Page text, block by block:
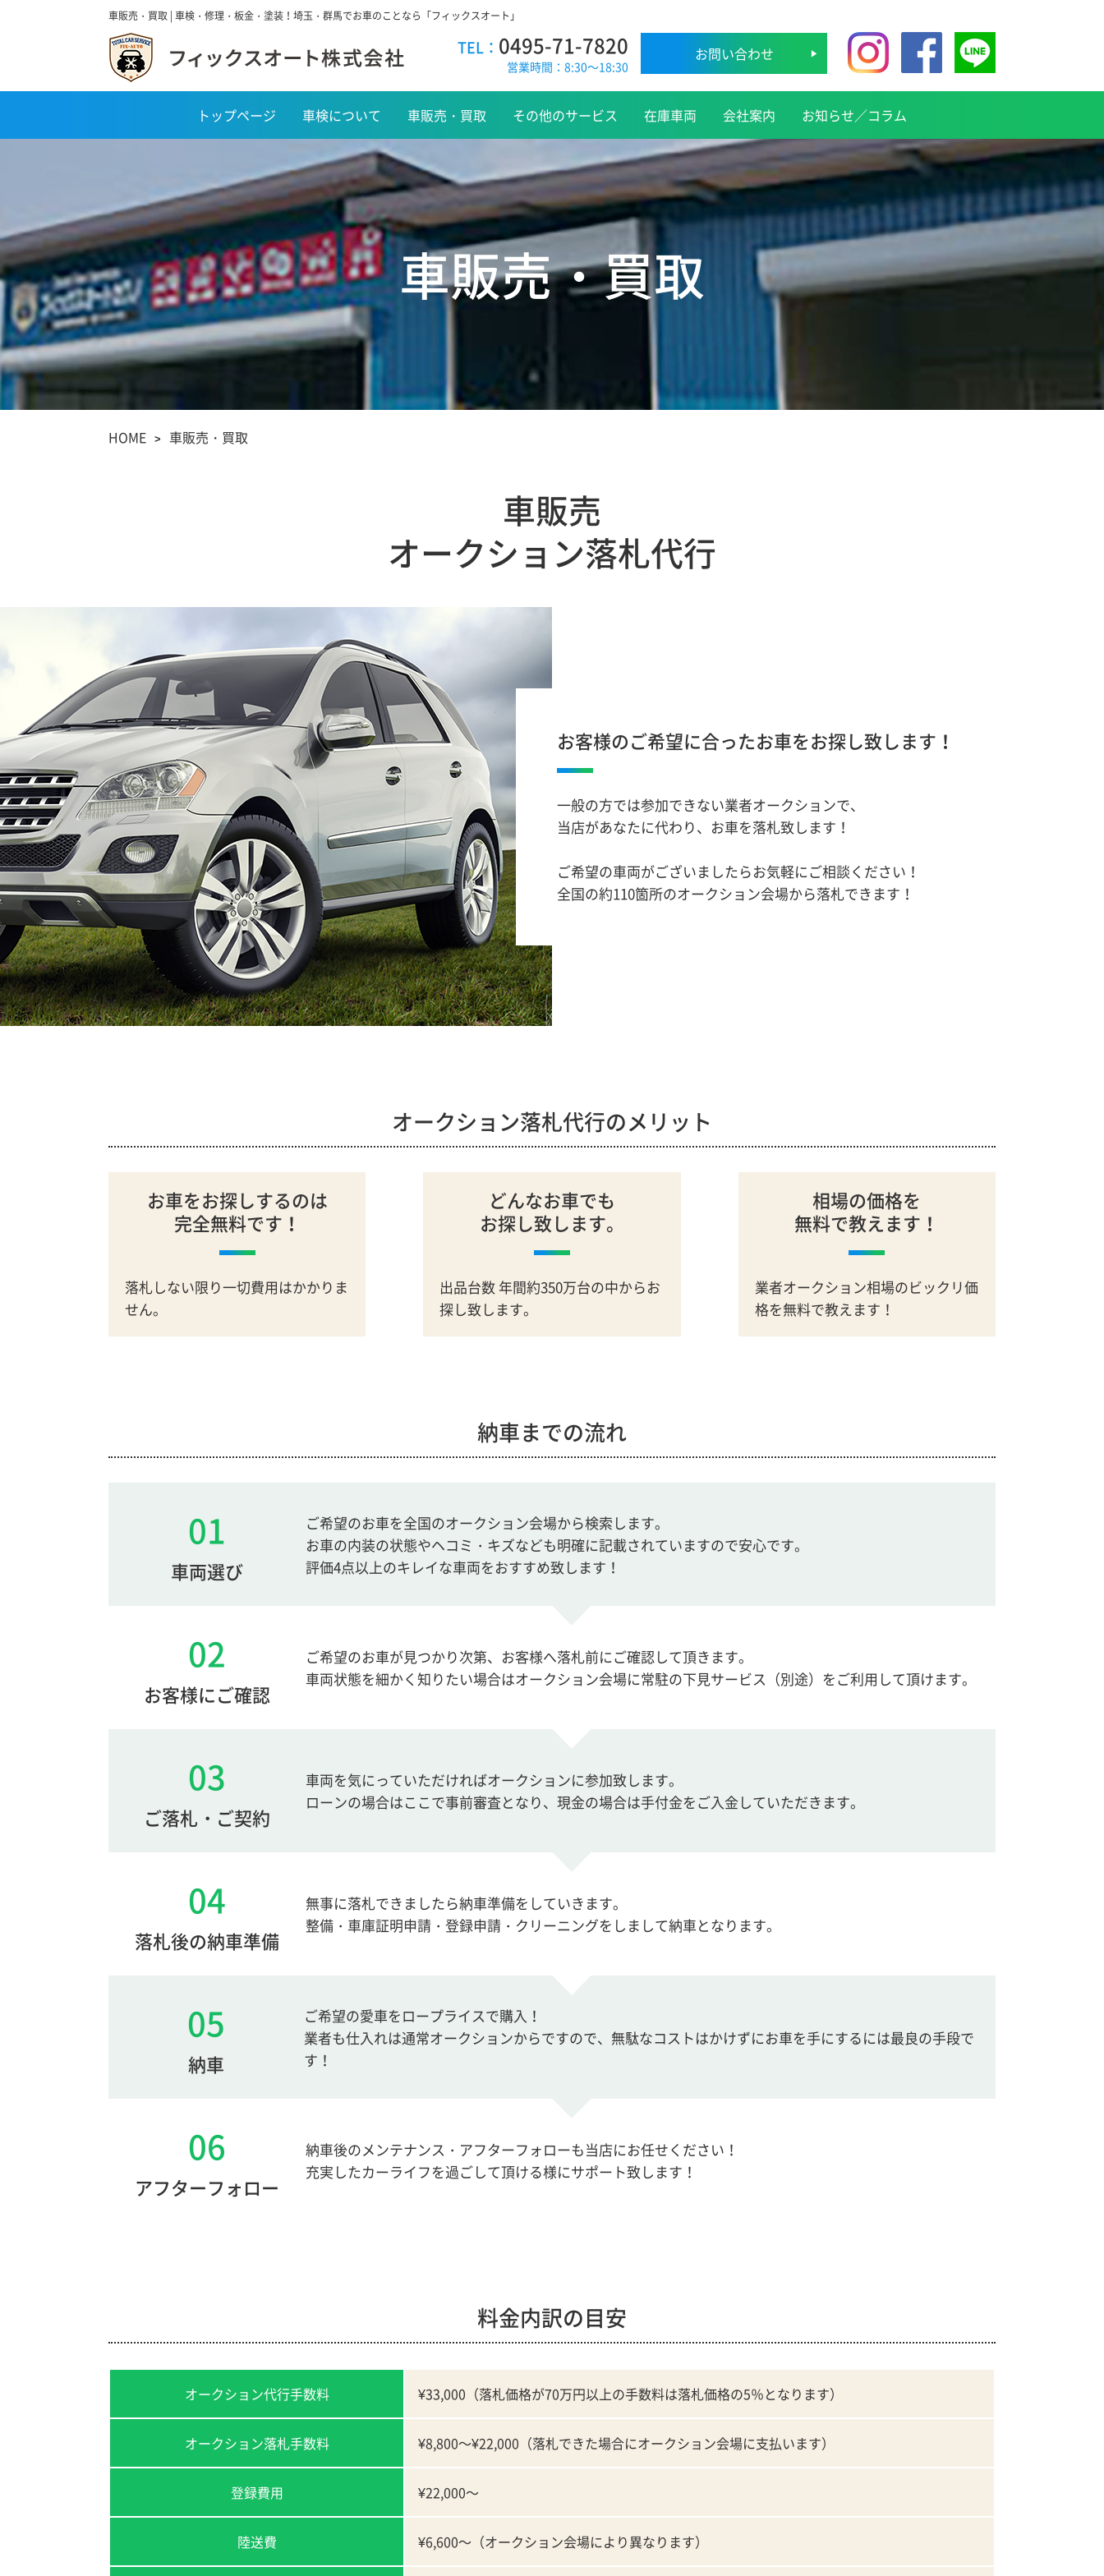
車販売・買取 | 車検・修理・板金・塗装！埼玉・群馬でお車のことなら「フィックスオート」
TEL： 0495-71-7820
営業時間：8:30～18:30
お問い合わせ
トップページ 車検について 車販売・買取 その他のサービス 在庫車両 会社案内 お知らせ／コラム
車販売・買取
HOME 車販売・買取
車販売
オークション落札代行
お客様のご希望に合ったお車をお探し致します！
一般の方では参加できない業者オークションで、
当店があなたに代わり、お車を落札致します！
ご希望の車両がございましたらお気軽にご相談ください！
全国の約110箇所のオークション会場から落札できます！
オークション落札代行のメリット
お車をお探しするのは
完全無料です！
落札しない限り一切費用はかかりま
せん。
どんなお車でも
お探し致します。
出品台数 年間約350万台の中からお
探し致します。
相場の価格を
無料で教えます！
業者オークション相場のビックリ価
格を無料で教えます！
納車までの流れ
01
車両選び
ご希望のお車を全国のオークション会場から検索します。
お車の内装の状態やヘコミ・キズなども明確に記載されていますので安心です。
評価4点以上のキレイな車両をおすすめ致します！
02
お客様にご確認
ご希望のお車が見つかり次第、お客様へ落札前にご確認して頂きます。
車両状態を細かく知りたい場合はオークション会場に常駐の下見サービス（別途）をご利用して頂けます。
03
ご落札・ご契約
車両を気にっていただければオークションに参加致します。
ローンの場合はここで事前審査となり、現金の場合は手付金をご入金していただきます。
04
落札後の納車準備
無事に落札できましたら納車準備をしていきます。
整備・車庫証明申請・登録申請・クリーニングをしまして納車となります。
05
納車
ご希望の愛車をロープライスで購入！
業者も仕入れは通常オークションからですので、無駄なコストはかけずにお車を手にするには最良の手段で
す！
06
アフターフォロー
納車後のメンテナンス・アフターフォローも当店にお任せください！
充実したカーライフを過ごして頂ける様にサポート致します！
料金内訳の目安
オークション代行手数料 ¥33,000（落札価格が70万円以上の手数料は落札価格の5％となります）
オークション落札手数料 ¥8,800～¥22,000（落札できた場合にオークション会場に支払います）
登録費用 ¥22,000～
陸送費 ¥6,600～（オークション会場により異なります）